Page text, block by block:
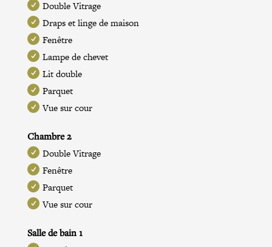
Double Vitrage
Draps et linge de maison
Fenêtre
Lampe de chevet
Lit double
Parquet
Vue sur cour
Chambre 2
Double Vitrage
Fenêtre
Parquet
Vue sur cour
Salle de bain 1